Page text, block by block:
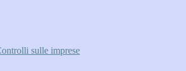
sulle imprese